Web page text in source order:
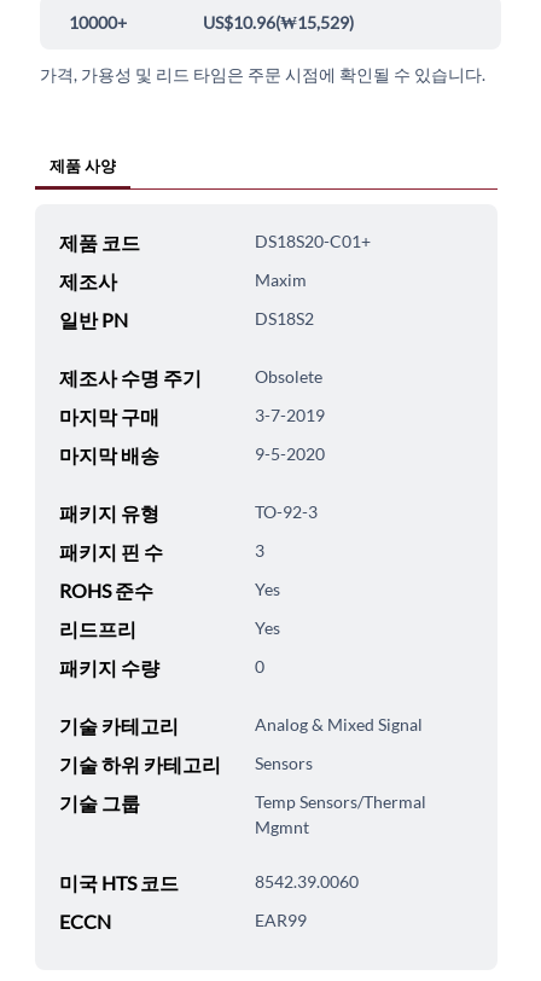
10000+ US$10.96(₩15,529)
가격, 가용성 및 리드 타임은 주문 시점에 확인될 수 있습니다.
제품 사양
제품 코드 DS18S20-C01+
제조사 Maxim
일반 PN DS18S2
제조사 수명 주기 Obsolete
마지막 구매 3-7-2019
마지막 배송 9-5-2020
패키지 유형 TO-92-3
패키지 핀 수 3
ROHS 준수 Yes
리드프리 Yes
패키지 수량 0
기술 카테고리 Analog & Mixed Signal
기술 하위 카테고리 Sensors
기술 그룹
Temp Sensors/Thermal
Mgmnt
미국 HTS 코드 8542.39.0060
ECCN EAR99